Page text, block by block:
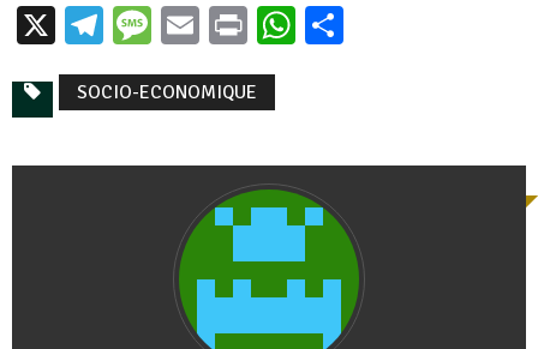
X Telegram
Message
EmailPrintWhatsApp
SOCIO-ECONOMIQUE